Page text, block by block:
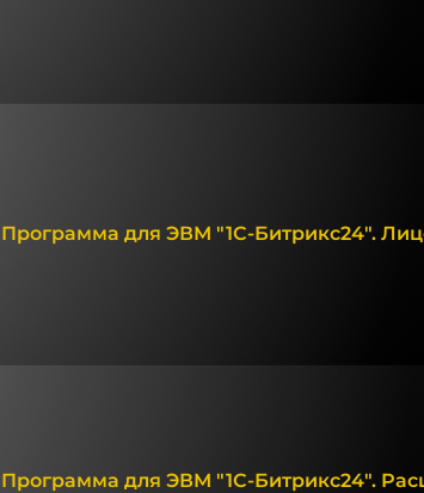
Программа для ЭВМ "1С-Битрикс24".
Программа для ЭВМ "1С-Битрикс24".